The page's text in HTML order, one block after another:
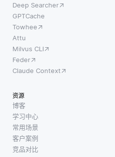
Deep Searcher
GPTCache
Towhee
Attu
Milvus CLI
Feder
Claude Context
资源
博客
学习中心
常用场景
客户案例
竞品对比